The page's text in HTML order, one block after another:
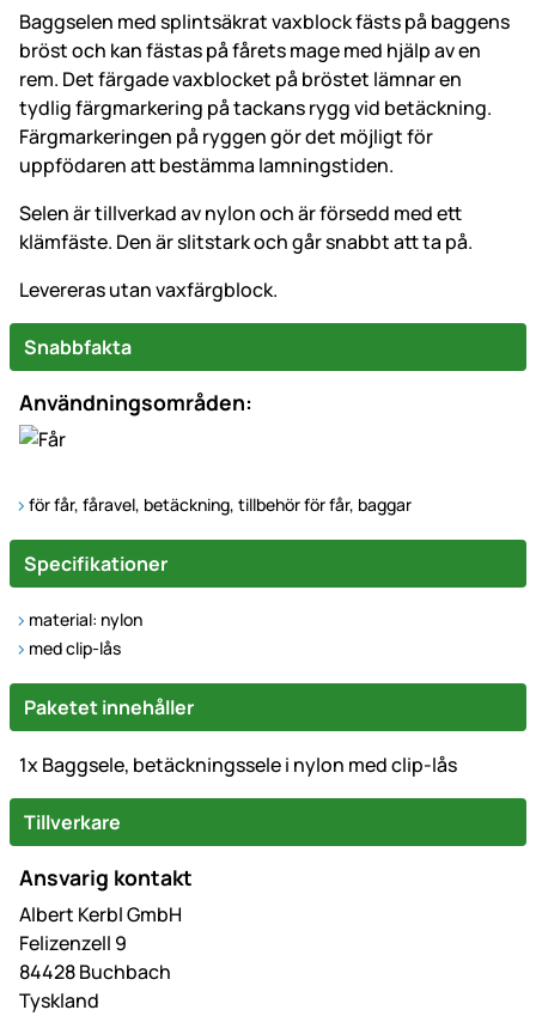
Baggselen med splintsäkrat vaxblock fästs på baggens
bröst och kan fästas på fårets mage med hjälp av en
rem. Det färgade vaxblocket på bröstet lämnar en
tydlig färgmarkering på tackans rygg vid betäckning.
Färgmarkeringen på ryggen gör det möjligt för
uppfödaren att bestämma lamningstiden.
Selen är tillverkad av nylon och är försedd med ett
klämfäste. Den är slitstark och går snabbt att ta på.
Levereras utan vaxfärgblock.
Snabbfakta
Användningsområden:
för får, fåravel, betäckning, tillbehör för får, baggar
Specifikationer
material: nylon
med clip-lås
Paketet innehåller
1x Baggsele, betäckningssele i nylon med clip-lås
Tillverkare
Ansvarig kontakt
Albert Kerbl GmbH
Felizenzell 9
84428 Buchbach
Tyskland